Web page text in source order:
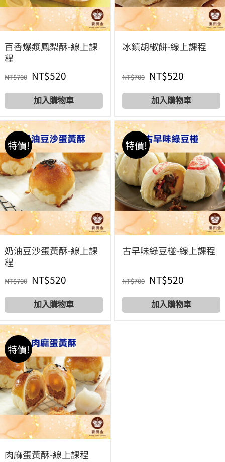
百香爆漿鳳梨酥-線上課
程
NT$700 原
始
價
格：
NT$700。
NT$520
前
價
格：
NT$520。
Add to cart
冰鎮胡椒餅-線上課程
NT$700 原
始
價
格：
NT$700。
NT$520
前
價
格：
NT$520
Add to cart
特價!
奶油豆沙蛋黃酥-線上課
程
NT$700 原
始
價
格：
NT$700。
NT$520
前
價
格：
NT$520。
Add to cart
特價!
古早味綠豆椪-線上課程
NT$700 原
始
價
NT$520
前
價
Add to cart
特價!
肉麻蛋黃酥-線上課程